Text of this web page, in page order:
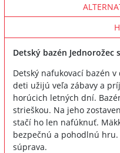
Detský bazén Jednorožec
Detský nafukovací bazén
deti užijú veľa zábavy a
horúcich letných dní.
strieškou. Na jeho
stačí ho len nafúknuť.
bezpečnú a pohodlnú
súprava.